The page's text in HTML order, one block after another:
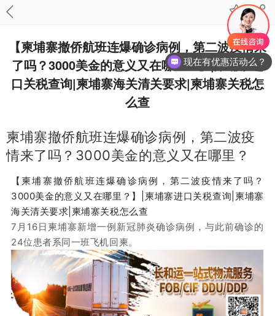
【柬埔寨撤侨航班连爆确诊病例，第二波疫情来
了吗？3000美金的意义又在哪里？】|柬埔寨进
口关税查询|柬埔寨海关清关要求|柬埔寨关税怎
么查
柬埔寨撤侨航班连爆确诊病例，第二波疫
情来了吗？3000美金的意义又在哪里？
【柬埔寨撤侨航班连爆确诊病例，第二波疫情来了吗？
3000美金的意义又在哪里？】|柬埔寨进口关税查询|柬埔寨
海关清关要求|柬埔寨关税怎么查
7月16日柬埔寨新增一例新冠肺炎确诊病例，与此前确诊的
24位患者系同一班飞机回柬。
现在有优惠活动么？